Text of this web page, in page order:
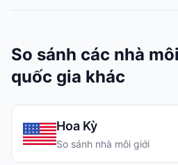
So sánh các nhà
quốc gia khác
Hoa Kỳ
So sánh nhà môi giới